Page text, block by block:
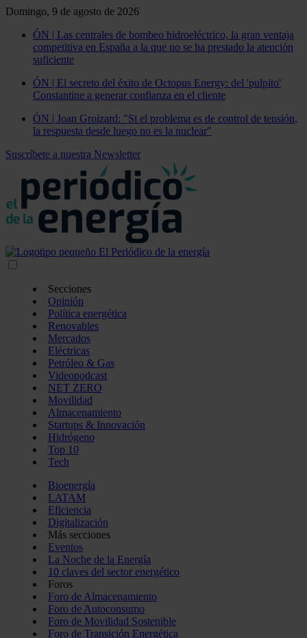
Domingo, 9 de agosto de 2026
ÓN | Las centrales de bombeo hidroeléctrico, la gran ventaja
competitiva en España a la que no se ha prestado la atención
suficiente
ÓN | El secreto del éxito de Octopus Energy: del 'pulpito'
Constantine a generar confianza en el cliente
ÓN | Joan Groizard: "Si el problema es de control de tensión,
la respuesta desde luego no es la nuclear"
Suscríbete a nuestra Newsletter
Secciones
Opinión
Política energética
Renovables
Mercados
Eléctricas
Petróleo & Gas
Videopodcast
NET ZERO
Movilidad
Almacenamiento
Startups & Innovación
Hidrógeno
Top 10
Tech
Bioenergía
LATAM
Eficiencia
Digitalización
Más secciones
Eventos
La Noche de la Energía
10 claves del sector energético
Foros
Foro de Almacenamiento
Foro de Autoconsumo
Foro de Movilidad Sostenible
Foro de Transición Energética